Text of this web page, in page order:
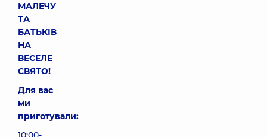
МАЛЕЧУ
ТА
БАТЬКІВ
НА
ВЕСЕЛЕ
СВЯТО!
Для вас
ми
приготували: